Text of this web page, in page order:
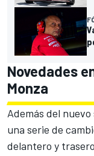
Novedades
Monza
Además del
una serie de
delantero y